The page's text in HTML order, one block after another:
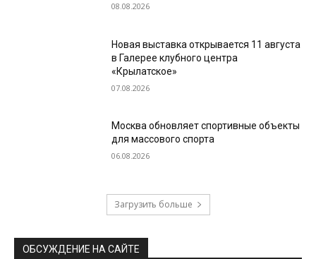
08.08.2026
Новая выставка открывается 11 августа
в Галерее клубного центра
«Крылатское»
07.08.2026
Москва обновляет спортивные объекты
для массового спорта
06.08.2026
Загрузить больше
ОБСУЖДЕНИЕ НА САЙТЕ